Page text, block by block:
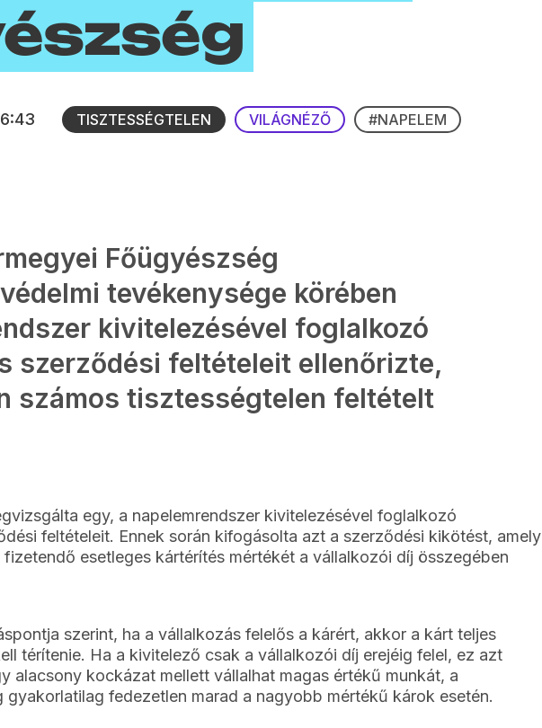
TISZTESSÉGTELEN VILÁGNÉZŐ #NAPELEM
Főügyészség
tevékenysége körében
kivitelezésével foglalkozó
szerződési feltételeit ellenőrizte,
számos tisztességtelen feltételt
egy, a napelemrendszer kivitelezésével foglalkozó
feltételeit. Ennek során kifogásolta azt a szerződési kikötést, amely
esetleges kártérítés mértékét a vállalkozói díj összegében
szerint, ha a vállalkozás felelős a kárért, akkor a kárt teljes
térítenie. Ha a kivitelező csak a vállalkozói díj erejéig felel, ez azt
alacsony kockázat mellett vállalhat magas értékű munkát, a
gyakorlatilag fedezetlen marad a nagyobb mértékű károk esetén.